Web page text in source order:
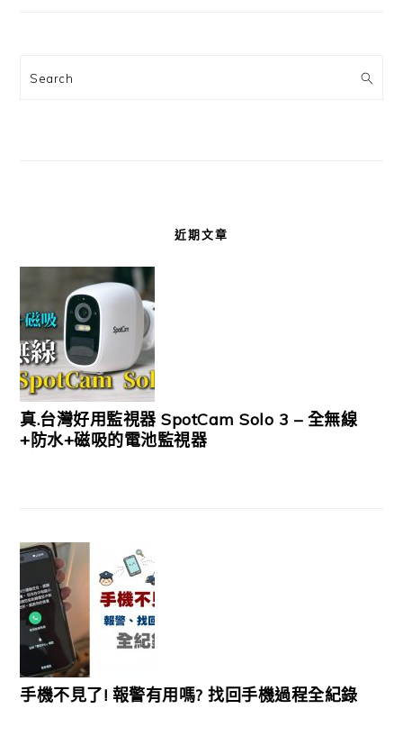
Search
近期文章
真.台灣好用監視器 SpotCam Solo 3 – 全無線
+防水+磁吸的電池監視器
手機不見了! 報警有用嗎? 找回手機過程全紀錄